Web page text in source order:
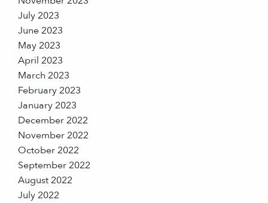
July 2023
June 2023
May 2023
April 2023
March 2023
February 2023
January 2023
December 2022
November 2022
October 2022
September 2022
August 2022
July 2022